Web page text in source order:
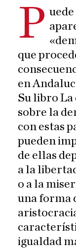
P
que
en
Su libro La
sobre la
con estas
pueden
de ellas
a la
o a la
una forma
igualdad